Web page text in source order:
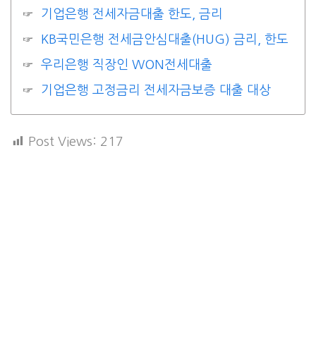
기업은행 전세자금대출 한도, 금리
KB국민은행 전세금안심대출(HUG) 금리, 한도
우리은행 직장인 WON전세대출
기업은행 고정금리 전세자금보증 대출 대상
Post Views: 217